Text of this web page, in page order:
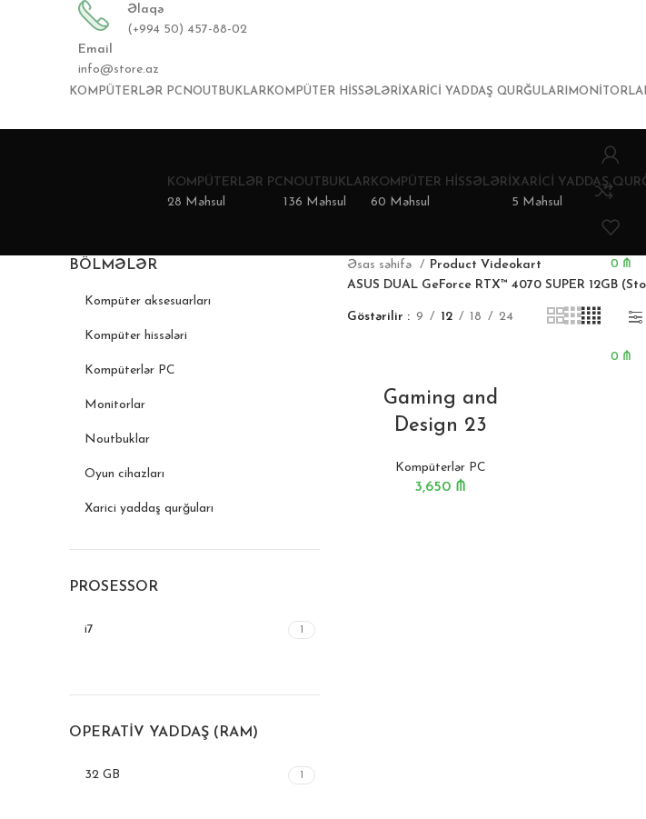
Əlaqə
(+994 50) 457-88-02
Email
info@store.az
0 ₼
0 ₼
KOMPÜTERLƏR PC NOUTBUKLAR KOMPÜTER HISSƏLƏRI XARICI YADDAŞ QURĞULARI
KOMPÜTERLƏR PC
28 Məhsul
NOUTBUKLAR
136 Məhsul
KOMPÜTER HISSƏLƏRI
60 Məhsul
XARICI YADDAŞ
5 Məhsul
BÖLMƏLƏR
Kompüter aksesuarları
Kompüter hissələri
Kompüterlər PC
Monitorlar
Noutbuklar
Oyun cihazları
Xarici yaddaş qurğuları
PROSESSOR
i7 1
OPERATIV YADDAŞ (RAM)
32 GB 1
Əsas səhifə
Product Videokart
ASUS DUAL GeForce RTX™ 4070 SUPER 12GB
Göstərilir 9 12 18 24
Gaming and
Design 23
Kompüterlər PC
3,650 ₼